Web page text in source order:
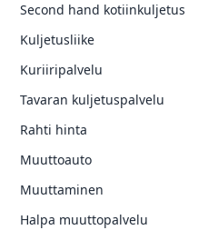
Second hand kotiinkuljetus
Kuljetusliike
Kuriiripalvelu
Tavaran kuljetuspalvelu
Rahti hinta
Muuttoauto
Muuttaminen
Halpa muuttopalvelu